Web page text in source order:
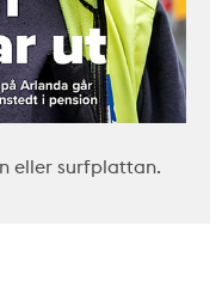
eller surfplattan.